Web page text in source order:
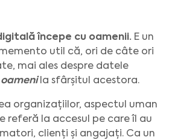
începe cu oamenii. E un
util că, ori de câte ori
mai ales despre datele
oameni la sfârșitul acestora.
organizațiilor, aspectul uman
referă la accesul pe care îl au
clienți și angajați. Ca un